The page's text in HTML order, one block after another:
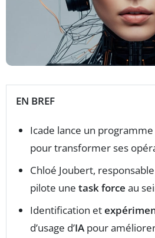
EN BREF
Icade lance un programme
pour transformer ses
Chloé Joubert,
pilote une task force au
Identification et
d’usage d’IA pour